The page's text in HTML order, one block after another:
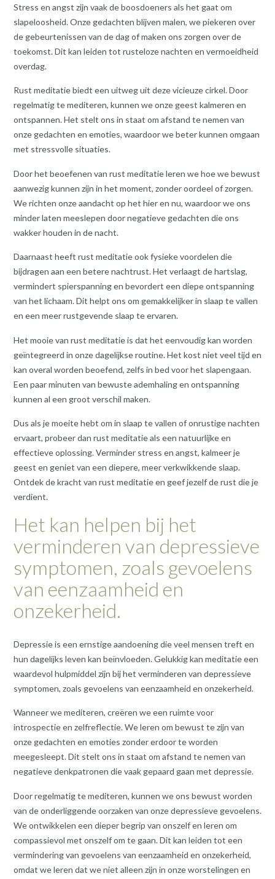
Stress en angst zijn vaak de boosdoeners als het gaat om
slapeloosheid. Onze gedachten blijven malen, we piekeren over
de gebeurtenissen van de dag of maken ons zorgen over de
toekomst. Dit kan leiden tot rusteloze nachten en vermoeidheid
overdag.
Rust meditatie biedt een uitweg uit deze vicieuze cirkel. Door
regelmatig te mediteren, kunnen we onze geest kalmeren en
ontspannen. Het stelt ons in staat om afstand te nemen van
onze gedachten en emoties, waardoor we beter kunnen omgaan
met stressvolle situaties.
Door het beoefenen van rust meditatie leren we hoe we bewust
aanwezig kunnen zijn in het moment, zonder oordeel of zorgen.
We richten onze aandacht op het hier en nu, waardoor we ons
minder laten meeslepen door negatieve gedachten die ons
wakker houden in de nacht.
Daarnaast heeft rust meditatie ook fysieke voordelen die
bijdragen aan een betere nachtrust. Het verlaagt de hartslag,
vermindert spierspanning en bevordert een diepe ontspanning
van het lichaam. Dit helpt ons om gemakkelijker in slaap te vallen
en een meer rustgevende slaap te ervaren.
Het mooie van rust meditatie is dat het eenvoudig kan worden
geïntegreerd in onze dagelijkse routine. Het kost niet veel tijd en
kan overal worden beoefend, zelfs in bed voor het slapengaan.
Een paar minuten van bewuste ademhaling en ontspanning
kunnen al een groot verschil maken.
Dus als je moeite hebt om in slaap te vallen of onrustige nachten
ervaart, probeer dan rust meditatie als een natuurlijke en
effectieve oplossing. Verminder stress en angst, kalmeer je
geest en geniet van een diepere, meer verkwikkende slaap.
Ontdek de kracht van rust meditatie en geef jezelf de rust die je
verdient.
Het kan helpen bij het
verminderen van depressieve
symptomen, zoals gevoelens
van eenzaamheid en
onzekerheid.
Depressie is een ernstige aandoening die veel mensen treft en
hun dagelijks leven kan beïnvloeden. Gelukkig kan meditatie een
waardevol hulpmiddel zijn bij het verminderen van depressieve
symptomen, zoals gevoelens van eenzaamheid en onzekerheid.
Wanneer we mediteren, creëren we een ruimte voor
introspectie en zelfreflectie. We leren om bewust te zijn van
onze gedachten en emoties zonder erdoor te worden
meegesleept. Dit stelt ons in staat om afstand te nemen van
negatieve denkpatronen die vaak gepaard gaan met depressie.
Door regelmatig te mediteren, kunnen we ons bewust worden
van de onderliggende oorzaken van onze depressieve gevoelens.
We ontwikkelen een dieper begrip van onszelf en leren om
compassievol met onszelf om te gaan. Dit kan leiden tot een
vermindering van gevoelens van eenzaamheid en onzekerheid,
omdat we leren dat we niet alleen zijn in onze worstelingen en